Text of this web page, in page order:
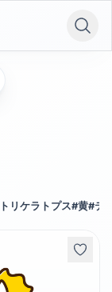
トリケラトプス#黄#テ